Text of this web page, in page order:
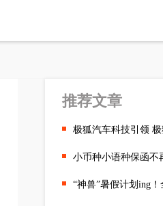
推荐文章
小币种小语种保函不